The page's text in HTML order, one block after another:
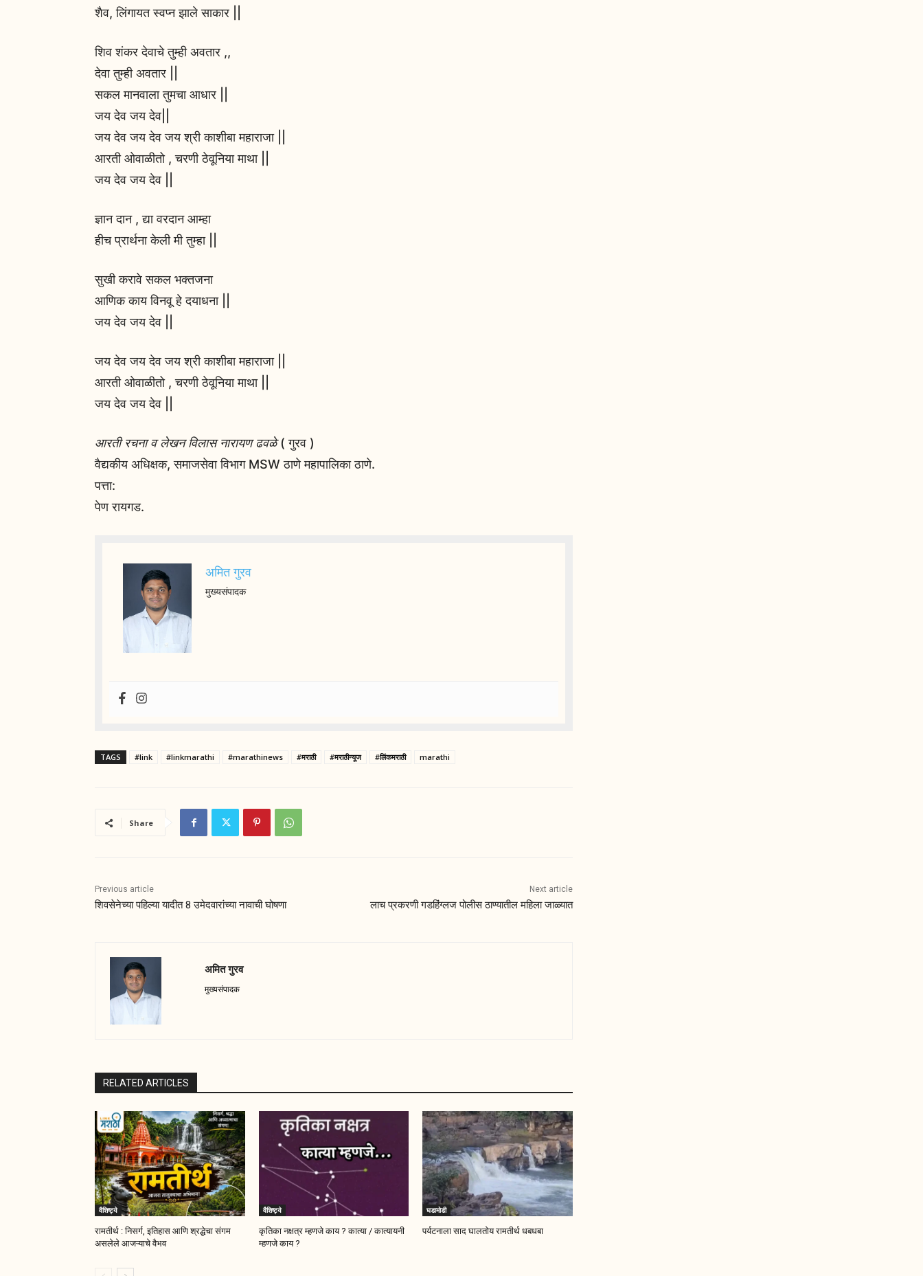
शैव, लिंगायत स्वप्न झाले साकार ||
शिव शंकर देवाचे तुम्ही अवतार ,,
देवा तुम्ही अवतार ||
सकल मानवाला तुमचा आधार ||
जय देव जय देव||
जय देव जय देव जय श्री काशीबा महाराजा ||
आरती ओवाळीतो , चरणी ठेवूनिया माथा ||
जय देव जय देव ||
ज्ञान दान , द्या वरदान आम्हा
हीच प्रार्थना केली मी तुम्हा ||
सुखी करावे सकल भक्तजना
आणिक काय विनवू हे दयाधना ||
जय देव जय देव ||
जय देव जय देव जय श्री काशीबा महाराजा ||
आरती ओवाळीतो , चरणी ठेवूनिया माथा ||
जय देव जय देव ||
आरती रचना व लेखन विलास नारायण ढवळे( गुरव )
वैद्यकीय अधिक्षक, समाजसेवा विभाग MSW ठाणे महापालिका ठाणे.
पत्ता:
पेण रायगड.
अमित गुरव
मुख्यसंपादक
TAGS #link #linkmarathi #marathinews #मराठी #मराठीन्यूज #लिंकमराठी marathi
Share
Previous article
शिवसेनेच्या पहिल्या यादीत 8 उमेदवारांच्या नावाची घोषणा
Next article
लाच प्रकरणी गडहिंग्लज पोलीस ठाण्यातील महिला जाळ्यात
अमित गुरव
मुख्यसंपादक
RELATED ARTICLES
वैशिष्ट्ये
रामतीर्थ : निसर्ग, इतिहास आणि श्रद्धेचा संगम
असलेले आजऱ्याचे वैभव
वैशिष्ट्ये
कृतिका नक्षत्र म्हणजे काय ? कात्या / कात्यायनी
म्हणजे काय ?
घडामोडी
पर्यटनाला साद घालतोय रामतीर्थ धबधबा